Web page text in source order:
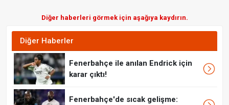
Diğer haberleri görmek için aşağıya kaydırın.
Diğer Haberler
Fenerbahçe ile anılan Endrick için
karar çıktı!
Fenerbahçe'de sıcak gelişme: